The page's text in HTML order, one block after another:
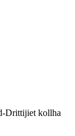
Drittijiet kollha